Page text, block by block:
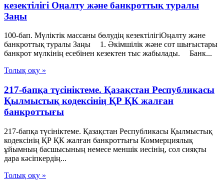
кезектілігі Оңалту және банкроттық туралы
Заңы
100-бап. Мүліктік массаны бөлудің кезектілігіОңалту және
банкроттық туралы Заңы 1. Әкiмшiлiк және сот шығыстары
банкрот мүлкiнің есебiнен кезектен тыс жабылады. Банк...
Толық оқу »
217-бапқа түсініктеме. Қазақстан Республикасы
Қылмыстық кодексінің ҚР ҚК жалған
банкроттығы
217-бапқа түсініктеме. Қазақстан Республикасы Қылмыстық
кодексінің ҚР ҚК жалған банкроттығы Коммерциялық
ұйымның басшысының немесе меншік иесінің, сол сияқты
дара кәсіпкердің...
Толық оқу »